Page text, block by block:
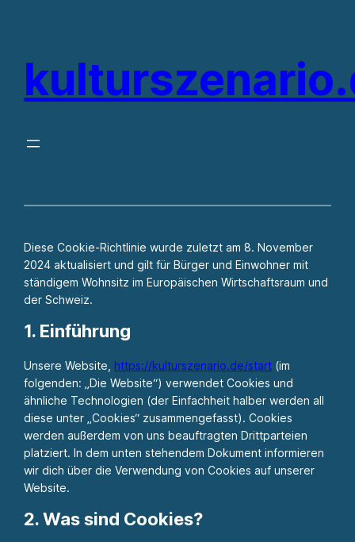
springen
Diese Cookie-Richtlinie wurde zuletzt am 8. November
2024 aktualisiert und gilt für Bürger und Einwohner mit
ständigem Wohnsitz im Europäischen Wirtschaftsraum und
der Schweiz.
1. Einführung
Unsere Website, https://kulturszenario.de/start (im
folgenden: „Die Website“) verwendet Cookies und
ähnliche Technologien (der Einfachheit halber werden all
diese unter „Cookies“ zusammengefasst). Cookies
werden außerdem von uns beauftragten Drittparteien
platziert. In dem unten stehendem Dokument informieren
wir dich über die Verwendung von Cookies auf unserer
Website.
2. Was sind Cookies?